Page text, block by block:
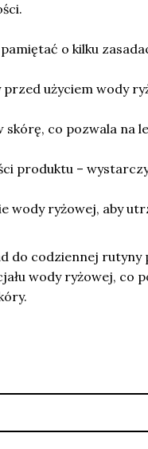
o kilku
przed użyciem wody
co pozwala na
produktu –
wody ryżowej, aby
do codziennej rutyny
wody ryżowej, co